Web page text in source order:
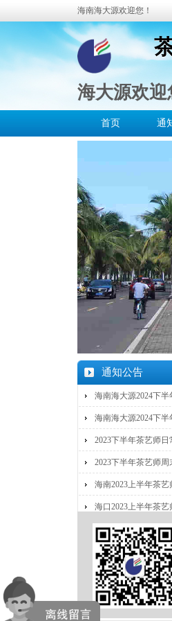
海南海大源欢迎您！
首页 通
海大源欢迎
通知公告
海南海大源2024下半
海南海大源2024下
2023下半年茶艺师
2023下半年茶艺师
海南2023上半年茶
海口2023上半年茶